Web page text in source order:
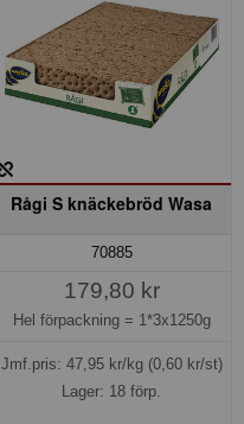
Rågi S knäckebröd Wasa
70885
179,80 kr
Hel förpackning = 1*3x1250g
Jmf.pris: 47,95kr/kg (0,60 kr/st)
Lager: 18 förp.